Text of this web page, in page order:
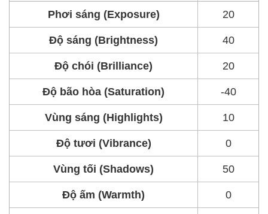
Phơi sáng (Exposure) 20
Độ sáng (Brightness) 40
Độ chói (Brilliance) 20
Độ bão hòa (Saturation) -40
Vùng sáng (Highlights) 10
Độ tươi (Vibrance) 0
Vùng tối (Shadows) 50
Độ ấm (Warmth) 0